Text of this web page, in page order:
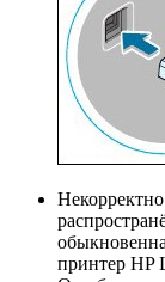
принтер HP